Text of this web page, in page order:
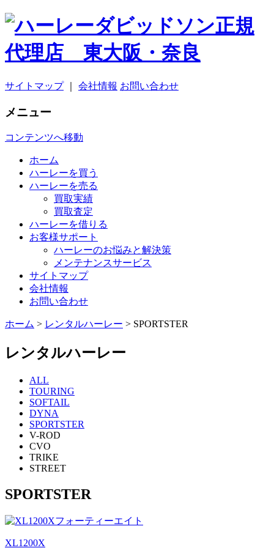
サイトマップ｜ 会社情報 お問い合わせ
メニュー
コンテンツへ移動
ホーム
ハーレーを買う
ハーレーを売る
買取実績
買取査定
ハーレーを借りる
お客様サポート
ハーレーのお悩みと解決策
メンテナンスサービス
サイトマップ
会社情報
お問い合わせ
ホーム > レンタルハーレー > SPORTSTER
レンタルハーレー
ALL
TOURING
SOFTAIL
DYNA
SPORTSTER
V-ROD
CVO
TRIKE
STREET
SPORTSTER
XL1200X